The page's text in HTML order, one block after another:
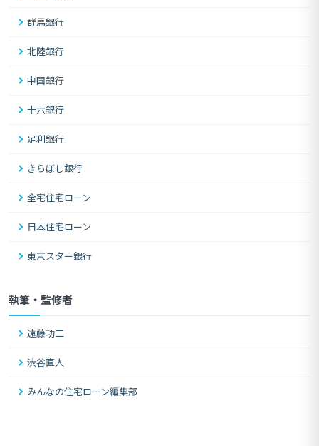
群馬銀行
北陸銀行
中国銀行
十六銀行
足利銀行
きらぼし銀行
全宅住宅ローン
日本住宅ローン
東京スター銀行
執筆・監修者
遠藤功二
渋谷直人
みんなの住宅ローン編集部